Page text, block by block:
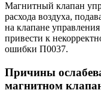
Магнитный клапан
расхода воздуха,
на клапане
привести к
ошибки П0037.
Причины
магнитном